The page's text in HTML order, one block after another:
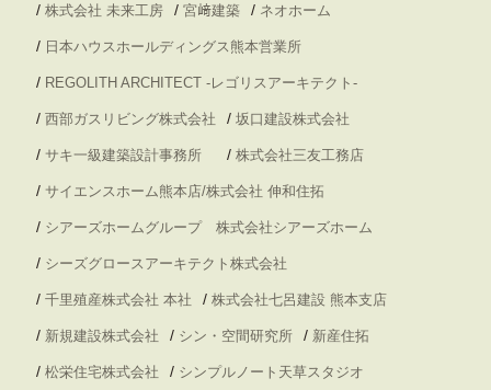
/ 株式会社 未来工房 / 宮﨑建築 / ネオホーム
/ 日本ハウスホールディングス熊本営業所
/ REGOLITH ARCHITECT -レゴリスアーキテクト-
/ 西部ガスリビング株式会社 / 坂口建設株式会社
/ サキ一級建築設計事務所 / 株式会社三友工務店
/ サイエンスホーム熊本店/株式会社 伸和住拓
/ シアーズホームグループ 株式会社シアーズホーム
/ シーズグロースアーキテクト株式会社
/ 千里殖産株式会社 本社 / 株式会社七呂建設 熊本支店
/ 新規建設株式会社 / シン・空間研究所 / 新産住拓
/ 松栄住宅株式会社 / シンプルノート天草スタジオ